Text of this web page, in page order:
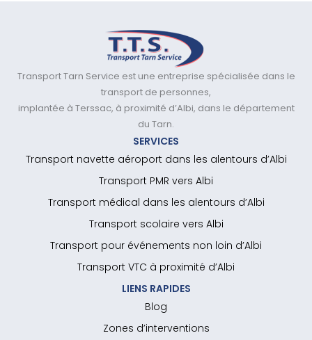
Transport Tarn Service est une entreprise spécialisée dans le
transport de personnes,
implantée à Terssac, à proximité d’Albi, dans le département
du Tarn.
SERVICES
Transport navette aéroport dans les alentours d’Albi
Transport PMR vers Albi
Transport médical dans les alentours d’Albi
Transport scolaire vers Albi
Transport pour événements non loin d’Albi
Transport VTC à proximité d’Albi
LIENS RAPIDES
Blog
Zones d’interventions